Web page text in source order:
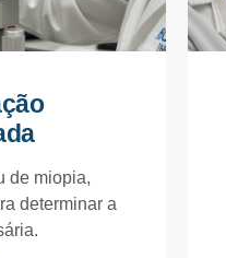
de miopia,
determinar a